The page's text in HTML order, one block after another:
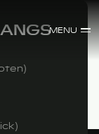
MENU